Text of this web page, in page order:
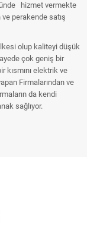
hizmet vermekte
perakende satış
olup kaliteyi düşük
çok geniş bir
kısmını elektrik ve
Firmalarından ve
da kendi
sağlıyor.